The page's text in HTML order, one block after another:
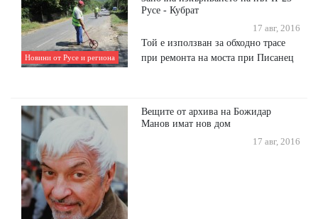
Новини от Русе и региона
Русе - Кубрат
17 авг, 2016
Той е използван за обходно трасе
при ремонта на моста при Писанец
Вещите от архива на Божидар
Манов имат нов дом
17 авг, 2016